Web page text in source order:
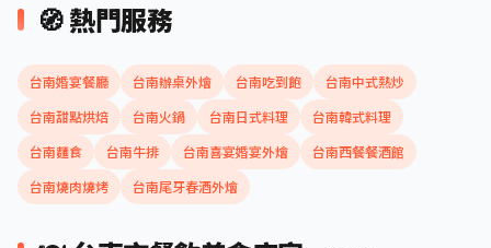
🧭 熱門服務
台南婚宴餐廳 台南辦桌外燴 台南吃到飽
台南中式熱炒
台南甜點烘焙
台南火鍋 台南日式料理
台南韓式料理
台南麵食
台南牛排 台南喜宴婚宴外燴
台南西餐餐酒館
台南燒肉燒烤
台南尾牙春酒外燴